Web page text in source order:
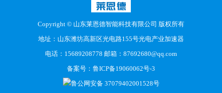
Copyright © 山东莱恩德智能科技有限公司 版权所有
地址：山东潍坊高新区光电路155号光电产业加速器
电话：15689208778 邮箱：87692680@qq.com
备案号： 鲁ICP备19060062号-3
鲁公网安备 37079402001528号